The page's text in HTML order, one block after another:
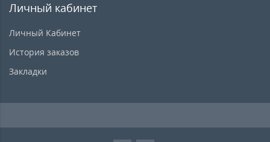
Личный кабинет
Личный Кабинет
История заказов
Закладки